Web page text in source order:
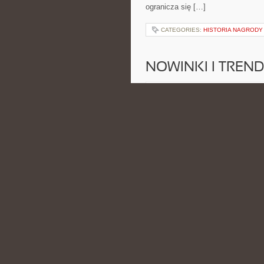
ogranicza się […]
CATEGORIES: HISTORIA
NOWINKI I